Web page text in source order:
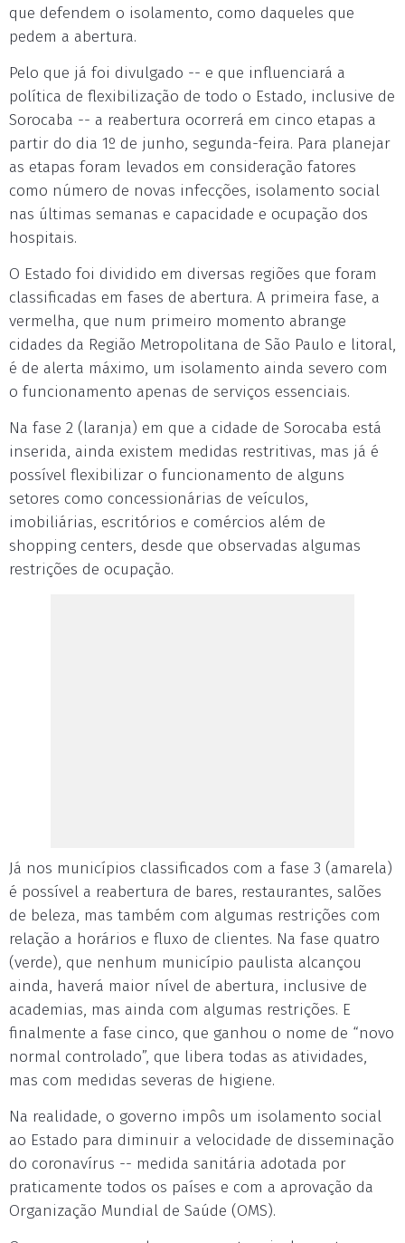
que defendem o isolamento, como daqueles que
pedem a abertura.
Pelo que já foi divulgado -- e que influenciará a
política de flexibilização de todo o Estado, inclusive de
Sorocaba -- a reabertura ocorrerá em cinco etapas a
partir do dia 1º de junho, segunda-feira. Para planejar
as etapas foram levados em consideração fatores
como número de novas infecções, isolamento social
nas últimas semanas e capacidade e ocupação dos
hospitais.
O Estado foi dividido em diversas regiões que foram
classificadas em fases de abertura. A primeira fase, a
vermelha, que num primeiro momento abrange
cidades da Região Metropolitana de São Paulo e litoral,
é de alerta máximo, um isolamento ainda severo com
o funcionamento apenas de serviços essenciais.
Na fase 2 (laranja) em que a cidade de Sorocaba está
inserida, ainda existem medidas restritivas, mas já é
possível flexibilizar o funcionamento de alguns
setores como concessionárias de veículos,
imobiliárias, escritórios e comércios além de
shopping centers, desde que observadas algumas
restrições de ocupação.
Já nos municípios classificados com a fase 3 (amarela)
é possível a reabertura de bares, restaurantes, salões
de beleza, mas também com algumas restrições com
relação a horários e fluxo de clientes. Na fase quatro
(verde), que nenhum município paulista alcançou
ainda, haverá maior nível de abertura, inclusive de
academias, mas ainda com algumas restrições. E
finalmente a fase cinco, que ganhou o nome de “novo
normal controlado”, que libera todas as atividades,
mas com medidas severas de higiene.
Na realidade, o governo impôs um isolamento social
ao Estado para diminuir a velocidade de disseminação
do coronavírus -- medida sanitária adotada por
praticamente todos os países e com a aprovação da
Organização Mundial de Saúde (OMS).